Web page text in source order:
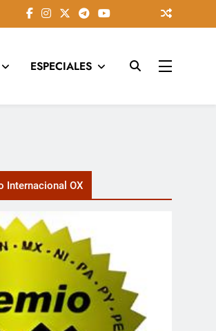
tradición camagüeyana con la actualidad
ESPECIALES
Internacional OX